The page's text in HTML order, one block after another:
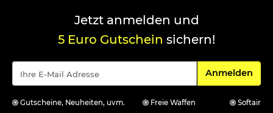
Jetzt anmelden und
5 Euro Gutschein sichern!
Für den
Anmelden
Gutscheine, Neuheiten, uvm. Freie Waffen
Softair